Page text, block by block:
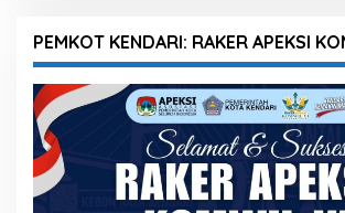
PEMKOT KENDARI: RAKER APEKSI